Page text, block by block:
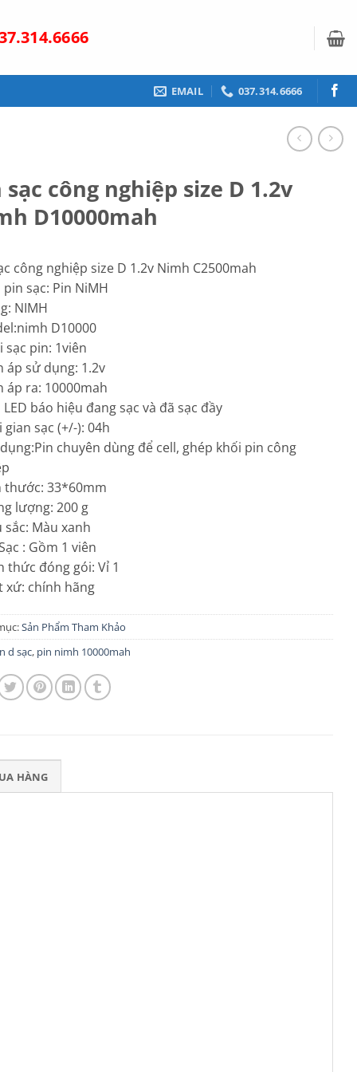
EMAIL 037.314.6666
sạc công nghiệp size D 1.2v
D10000mah
công nghiệp size D 1.2v Nimh C2500mah
pin sạc: Pin NiMH
NIMH
D10000
sạc pin: 1viên
áp sử dụng: 1.2v
áp ra: 10000mah
LED báo hiệu đang sạc và đã sạc đầy
gian sạc (+/-): 04h
dụng:Pin chuyên dùng để cell, ghép khối pin công
thước: 33*60mm
lượng: 200 g
sắc: Màu xanh
: Gồm 1 viên
thức đóng gói: Vỉ 1
xứ: chính hãng
Sản Phẩm Tham Khảo
d sạc, pin nimh 10000mah
HÀNG